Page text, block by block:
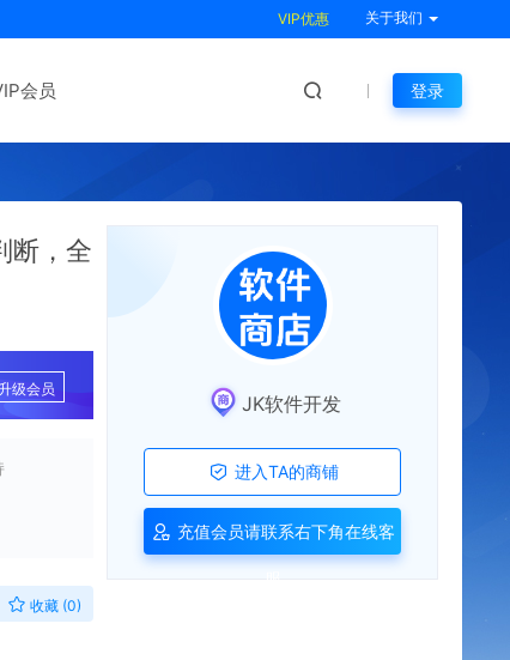
VIP优惠 关于我们
会员 登录
断，全
级会员
收藏 (0)
JK软件开发
进入TA的商铺
充值会员请联系右下角在线客